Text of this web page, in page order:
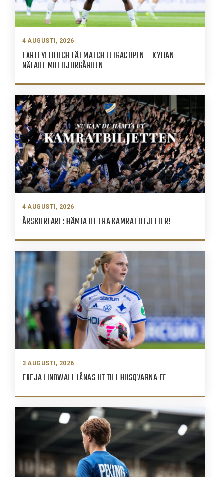
4 AUGUSTI, 2026
FARTFYLLD OCH TÄT MATCH I LIGACUPEN – KYLIAN
NÄTADE MOT DJURGÅRDEN
4 AUGUSTI, 2026
ÅRSKORTARE: HÄMTA UT ERA KAMRATBILJETTER!
3 AUGUSTI, 2026
FREJA LINDWALL LÅNAS UT TILL HUSQVARNA FF